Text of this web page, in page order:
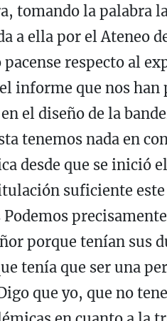
tomando la palabra
a ella por el Ateneo
pacense respecto al
informe que nos han
el diseño de la
tenemos nada en
desde que se inició
suficiente este
Podemos
porque tenían sus
tenía que ser una
que yo, que no